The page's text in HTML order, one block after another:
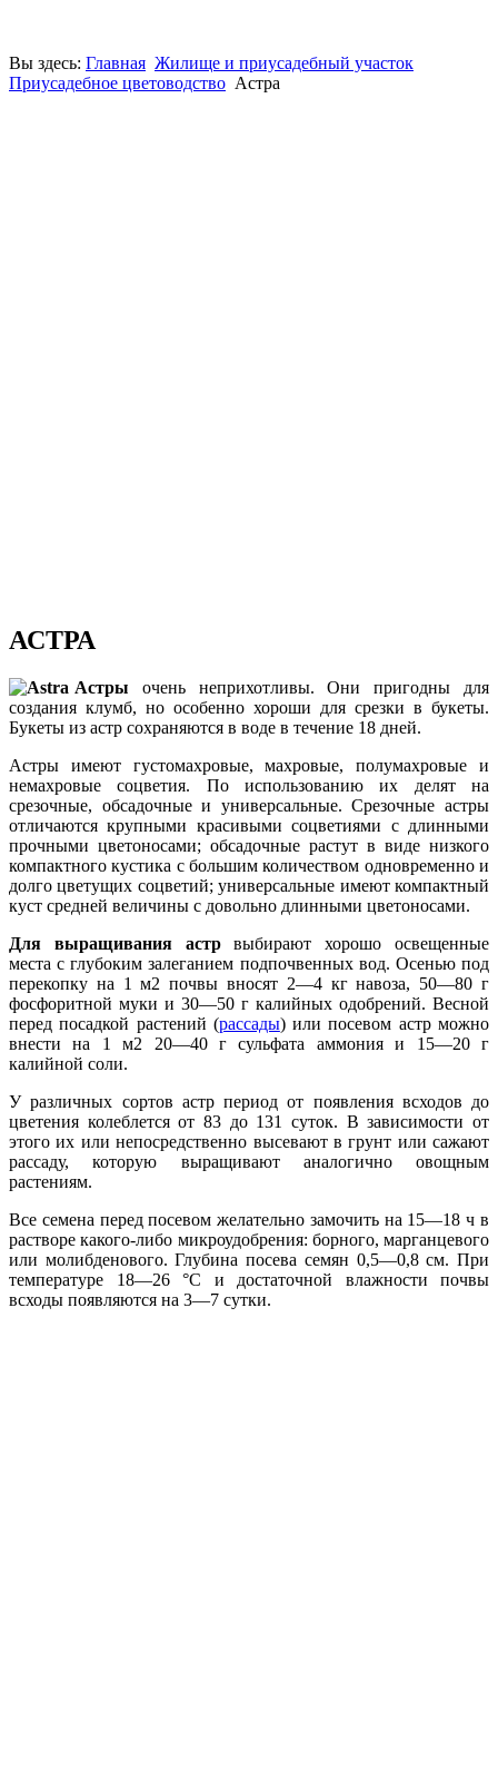
Вы здесь: Главная Жилище и приусадебный участок
Приусадебное цветоводство Астра
АСТРА
Астры очень неприхотливы. Они пригодны для
создания клумб, но особенно хороши для срезки в букеты.
Букеты из астр сохраняются в воде в течение 18 дней.
Астры имеют густомахровые, махровые, полумахровые и
немахровые соцветия. По использованию их делят на
срезочные, обсадочные и универсальные. Срезочные астры
отличаются крупными красивыми соцветиями с длинными
прочными цветоносами; обсадочные растут в виде низкого
компактного кустика с большим количеством одновременно и
долго цветущих соцветий; универсальные имеют компактный
куст средней величины с довольно длинными цветоносами.
Для выращивания астрвыбирают хорошо освещенные
места с глубоким залеганием подпочвенных вод. Осенью под
перекопку на 1 м2 почвы вносят 2—4 кг навоза, 50—80 г
фосфоритной муки и 30—50 г калийных одобрений. Весной
перед посадкой растений (рассады) или посевом астр можно
внести на 1 м2 20—40 г сульфата аммония и 15—20 г
калийной соли.
У различных сортов астр период от появления всходов до
цветения колеблется от 83 до 131 суток. В зависимости от
этого их или непосредственно высевают в грунт или сажают
рассаду, которую выращивают аналогично овощным
растениям.
Все семена перед посевом желательно замочить на 15—18 ч в
растворе какого-либо микроудобрения: борного, марганцевого
или молибденового. Глубина посева семян 0,5—0,8 см. При
температуре 18—26 °С и достаточной влажности почвы
всходы появляются на 3—7 сутки.